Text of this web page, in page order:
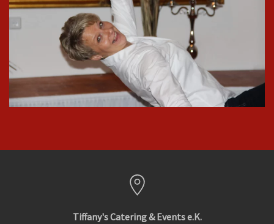
In groß
ansehen
Tiffany's Catering & Events e.K.